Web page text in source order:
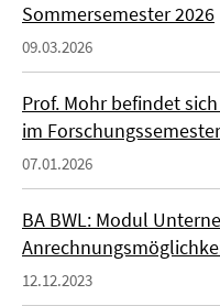
Sommersemester 2026
09.03.2026
Prof. Mohr befindet
im Forschungssemester
07.01.2026
BA BWL: Modul
12.12.2023